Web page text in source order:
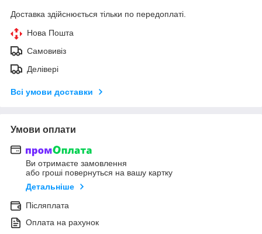
Доставка здійснюється тільки по передоплаті.
Нова Пошта
Самовивіз
Делівері
Всі умови доставки
Умови оплати
Ви отримаєте замовлення
або гроші повернуться на вашу картку
Детальніше
Післяплата
Оплата на рахунок